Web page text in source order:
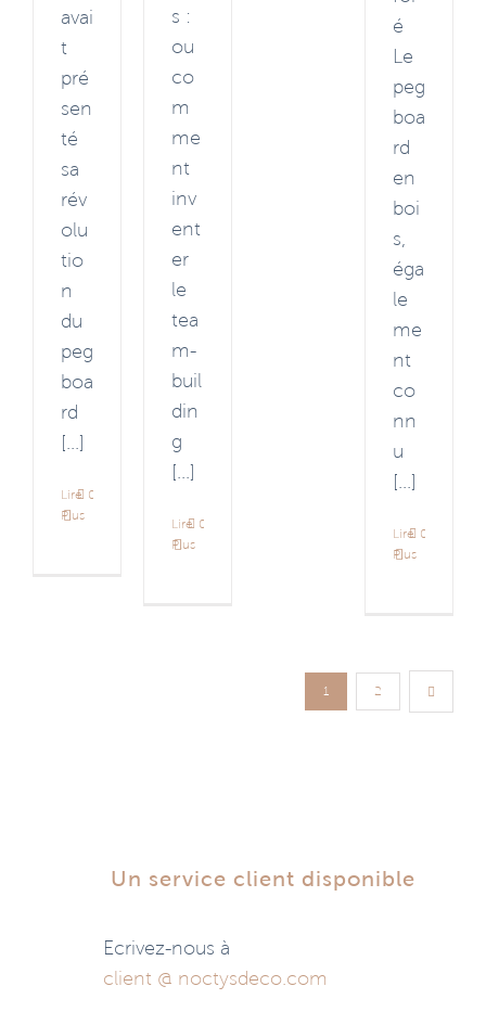
avai
t
pré
sen
té
sa
rév
olu
tio
n
du
peg
boa
rd
[...]
Lire
Plus
0
s :
ou
co
m
me
nt
inv
ent
er
le
tea
m-
buil
din
g
[...]
Lire
Plus
0
é
Le
peg
boa
rd
en
boi
s,
éga
le
me
nt
co
nn
u
[...]
Lire
Plus
0
1 2
Un service client disponible
Ecrivez-nous à
client @ noctysdeco.com